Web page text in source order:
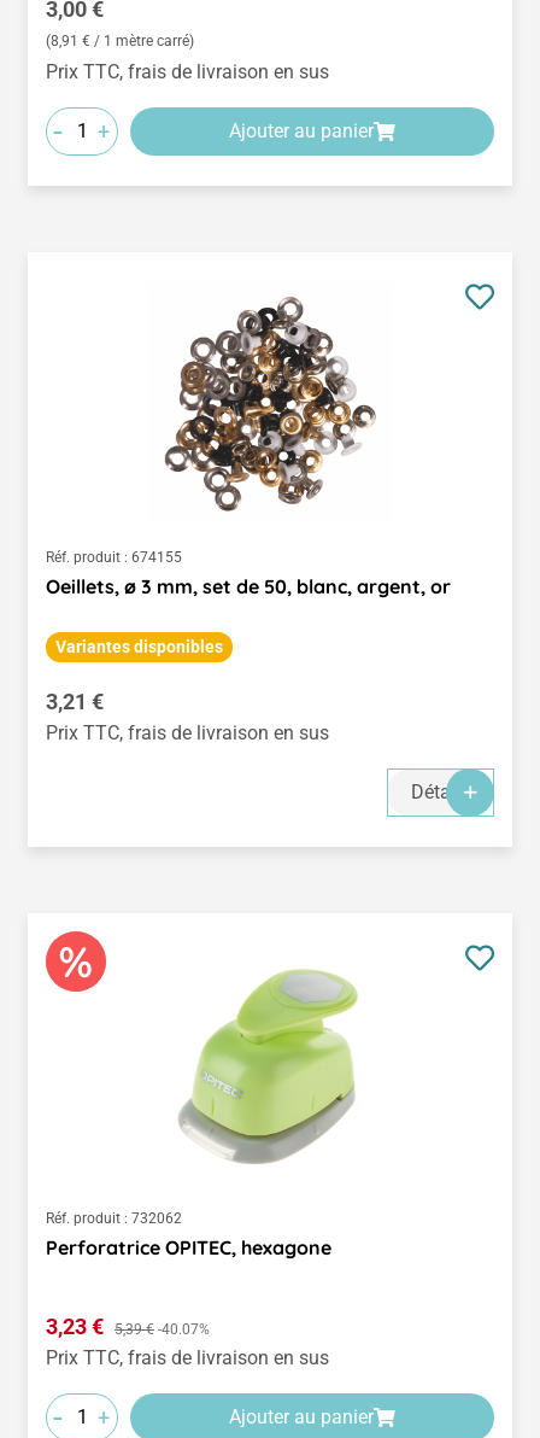
Prix régulier :
3,00 €
(8,91 € / 1 mètre carré)
Prix TTC, frais de livraison en sus
- + Ajouter au panier
Réf. produit : 674155
Oeillets, ø 3 mm, set de 50, blanc, argent, or
Variantes disponibles
Prix régulier :
3,21 €
Prix TTC, frais de livraison en sus
Détails
Réf. produit : 732062
Perforatrice OPITEC, hexagone
Prix de vente :
3,23 € Prix régulier :
5,39 € -40.07%
Prix TTC, frais de livraison en sus
- + Ajouter au panier